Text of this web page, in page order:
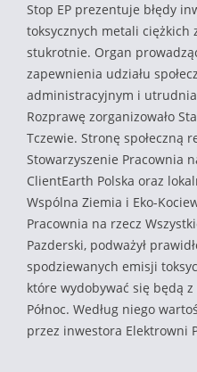
Stop EP prezentuje błędy
toksycznych metali ciężkich
stukrotnie. Organ
zapewnienia udziału
administracyjnym i
Rozprawę zorganizowało
Tczewie. Stronę społeczną
Stowarzyszenie Pracownia
ClientEarth Polska oraz
Wspólna Ziemia i Eko-
Pracownia na rzecz
Pazderski, podważył
spodziewanych emisji
które wydobywać się będą
Północ. Według niego
przez inwestora Elektrowni